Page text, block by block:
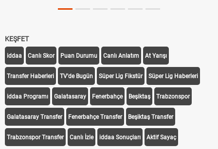
KEŞFET
iddaa Canlı Skor Puan Durumu Canlı Anlatım At Yarışı
Transfer Haberleri TV'de Bugün Süper Lig Fikstür Süper Lig Haberleri
iddaa Programı Galatasaray Fenerbahçe Beşiktaş Trabzonspor
Galatasaray Transfer Fenerbahçe Transfer Beşiktaş Transfer
Trabzonspor Transfer Canlı İzle iddaa Sonuçları Aktif Sayaç